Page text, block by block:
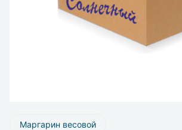
Маргарин весовой